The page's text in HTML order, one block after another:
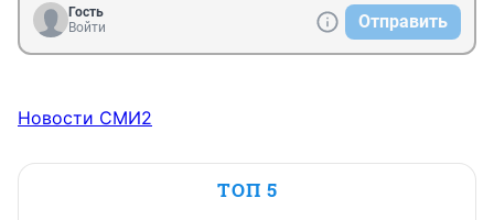
Гость
Войти
Отправить
Новости СМИ2
ТОП 5